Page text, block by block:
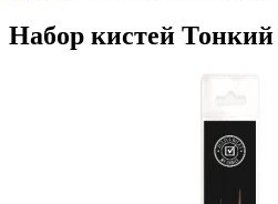
Набор кистей